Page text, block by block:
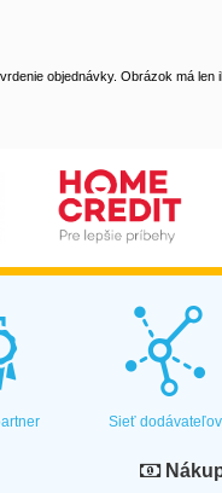
objednávky. Obrázok má len
Sieť dodávateľov